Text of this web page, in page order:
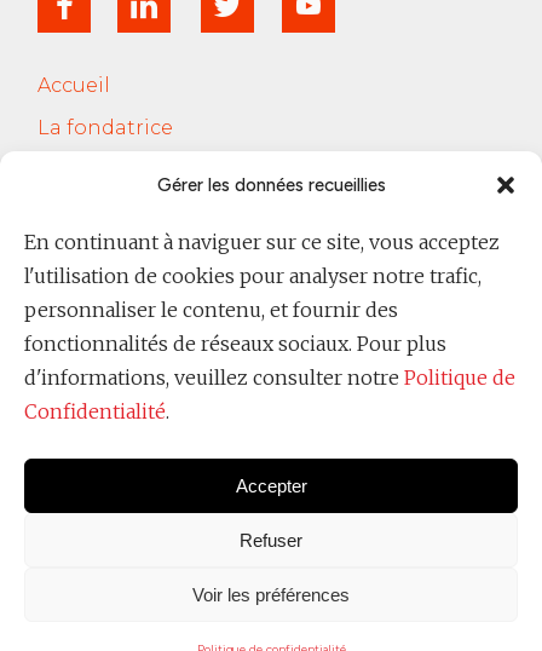
Gérer les données recueillies
En continuant à naviguer sur ce site, vous acceptez
l'utilisation de cookies pour analyser notre trafic,
personnaliser le contenu, et fournir des
fonctionnalités de réseaux sociaux. Pour plus
d'informations, veuillez consulter notre Politique de
Confidentialité.
Accepter
Refuser
Voir les préférences
Accueil
La fondatrice
Blog Les RH
Contact
Ever Raimondi 2025